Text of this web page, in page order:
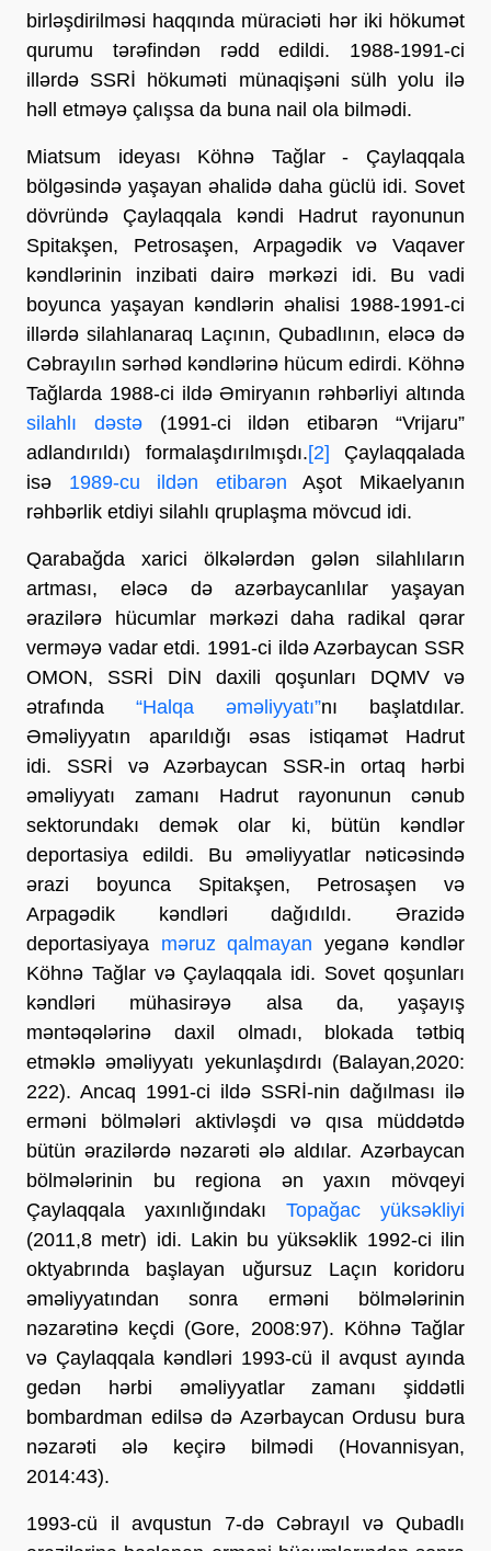
birləşdirilməsi haqqında müraciəti hər iki hökumət
qurumu tərəfindən rədd edildi. 1988-1991-ci
illərdə SSRİ hökuməti münaqişəni sülh yolu ilə
həll etməyə çalışsa da buna nail ola bilmədi.
Miatsum ideyası Köhnə Tağlar - Çaylaqqala
bölgəsində yaşayan əhalidə daha güclü idi. Sovet
dövründə Çaylaqqala kəndi Hadrut rayonunun
Spitakşen, Petrosaşen, Arpagədik və Vaqaver
kəndlərinin inzibati dairə mərkəzi idi. Bu vadi
boyunca yaşayan kəndlərin əhalisi 1988-1991-ci
illərdə silahlanaraq Laçının, Qubadlının, eləcə də
Cəbrayılın sərhəd kəndlərinə hücum edirdi. Köhnə
Tağlarda 1988-ci ildə Əmiryanın rəhbərliyi altında
silahlı dəstə(1991-ci ildən etibarən “Vrijaru”
adlandırıldı) formalaşdırılmışdı.[2] Çaylaqqalada
isə 1989-cu ildən etibarən Aşot Mikaelyanın
rəhbərlik etdiyi silahlı qruplaşma mövcud idi.
Qarabağda xarici ölkələrdən gələn silahlıların
artması, eləcə də azərbaycanlılar yaşayan
ərazilərə hücumlar mərkəzi daha radikal qərar
verməyə vadar etdi. 1991-ci ildə Azərbaycan SSR
OMON, SSRİ DİN daxili qoşunları DQMV və
ətrafında “Halqa əməliyyatı”nı başlatdılar.
Əməliyyatın aparıldığı əsas istiqamət Hadrut
idi. SSRİ və Azərbaycan SSR-in ortaq hərbi
əməliyyatı zamanı Hadrut rayonunun cənub
sektorundakı demək olar ki, bütün kəndlər
deportasiya edildi. Bu əməliyyatlar nəticəsində
ərazi boyunca Spitakşen, Petrosaşen və
Arpagədik kəndləri dağıdıldı. Ərazidə
deportasiyaya məruz qalmayan yeganə kəndlər
Köhnə Tağlar və Çaylaqqala idi. Sovet qoşunları
kəndləri mühasirəyə alsa da, yaşayış
məntəqələrinə daxil olmadı, blokada tətbiq
etməklə əməliyyatı yekunlaşdırdı (Balayan,2020:
222). Ancaq 1991-ci ildə SSRİ-nin dağılması ilə
erməni bölmələri aktivləşdi və qısa müddətdə
bütün ərazilərdə nəzarəti ələ aldılar. Azərbaycan
bölmələrinin bu regiona ən yaxın mövqeyi
Çaylaqqala yaxınlığındakı Topağac yüksəkliyi
(2011,8 metr) idi. Lakin bu yüksəklik 1992-ci ilin
oktyabrında başlayan uğursuz Laçın koridoru
əməliyyatından sonra erməni bölmələrinin
nəzarətinə keçdi (Gore, 2008:97). Köhnə Tağlar
və Çaylaqqala kəndləri 1993-cü il avqust ayında
gedən hərbi əməliyyatlar zamanı şiddətli
bombardman edilsə də Azərbaycan Ordusu bura
nəzarəti ələ keçirə bilmədi (Hovannisyan,
2014:43).
1993-cü il avqustun 7-də Cəbrayıl və Qubadlı